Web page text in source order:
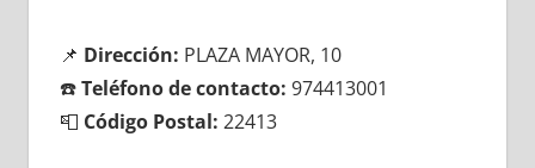
📌 Dirección: PLAZA MAYOR, 10
☎️Teléfono dе contacto: 974413001
📮 Código Postal: 22413